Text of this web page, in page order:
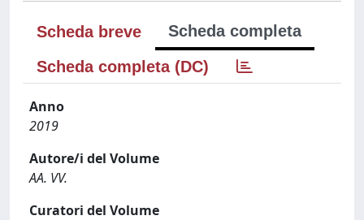
Scheda breve
Scheda completa
Scheda completa (DC)
Anno
2019
Autore/i del Volume
AA. VV.
Curatori del Volume